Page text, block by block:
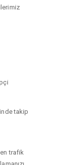
takip
trafik